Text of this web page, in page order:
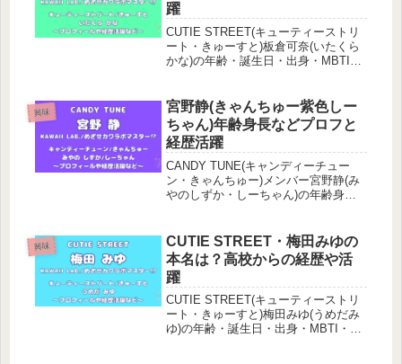
躍
CUTIE STREET(キューティーストリ
ート・きゅーすと)板倉可奈(いたくら
かな)の年齢・誕生日・出身・MBTI・
として活躍中！メンバーひとりひとり
を知ろう♪
興味
宮野静(きゃんちゅー紫色しー
ちゃん)年齢身長などプロフと
経歴活躍
CANDY TUNE(キャンディーチュー
ン・きゃんちゅー)メンバー宮野静(み
やのしずか・しーちゃん)の年齢身長
肌が紫外線に弱いこともあるのか黒服
が多くよく似合う！髪色記録。
興味
CUTIE STREET・梅田みゆの
本名は？高校からの経歴や活
躍
CUTIE STREET(キューティーストリ
ート・きゅーすと)梅田みゆ(うめだみ
ゆ)の年齢・誕生日・出身・MBTI・身